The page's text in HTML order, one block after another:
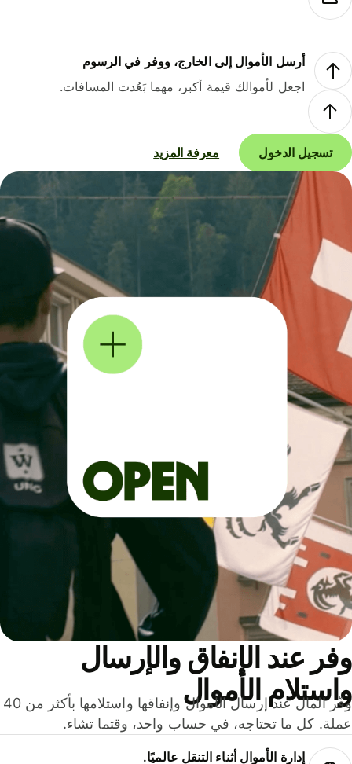
أرسل الأموال إلى الخارج، ووفر في الرسوم
اجعل لأموالك قيمة أكبر، مهما بَعُدت المسافات.
تسجيل الدخول معرفة المزيد
عند الإنفاق والإرسال
الأموال
وفّر المال عند إرسال الأموال وإنفاقها واستلامها بأكثر من 40
كل ما تحتاجه، في حساب واحد، وقتما تشاء.
إدارة الأموال أثناء التنقل عالميًا.